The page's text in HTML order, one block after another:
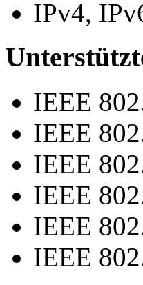
IPv4,
IEEE
IEEE
IEEE
IEEE
IEEE
IEEE